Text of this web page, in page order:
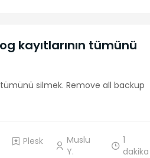
kayıtlarının tümünü
tümünü silmek. Remove all backup
Plesk
Muslu
Y.
1
dakika